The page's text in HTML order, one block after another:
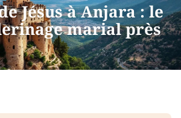
Jésus à Anjara : le
marial près